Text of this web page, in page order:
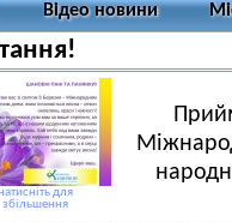
Відео новини
для
збільшення